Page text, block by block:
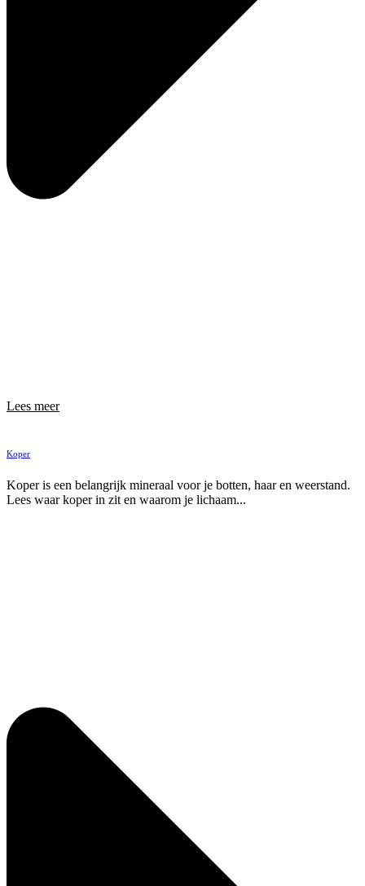
Lees meer
Koper
Koper is een belangrijk mineraal voor je botten, haar en weerstand.
Lees waar koper in zit en waarom je lichaam...